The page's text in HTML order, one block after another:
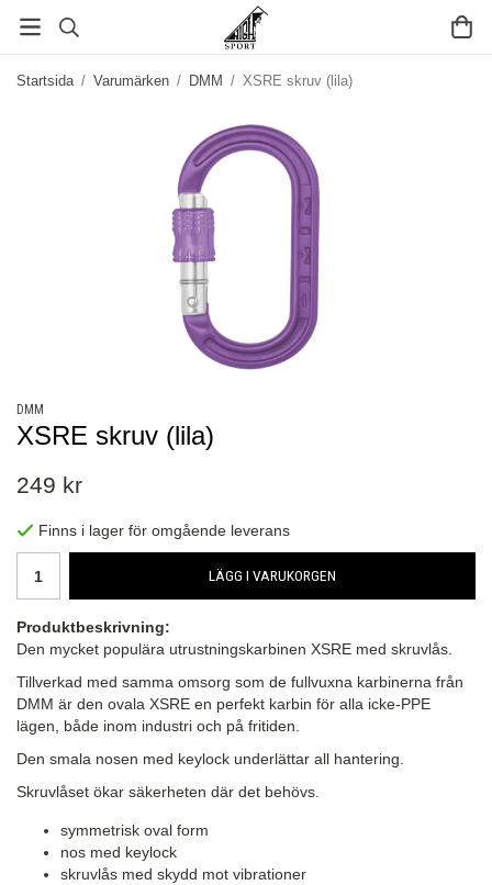
Startsida / Varumärken / DMM / XSRE skruv (lila)
DMM
XSRE skruv (lila)
249 kr
Finns i lager för omgående leverans
LÄGG I VARUKORGEN
Produktbeskrivning:
Den mycket populära utrustningskarbinen XSRE med skruvlås.
Tillverkad med samma omsorg som de fullvuxna karbinerna från
DMM är den ovala XSRE en perfekt karbin för alla icke-PPE
lägen, både inom industri och på fritiden.
Den smala nosen med keylock underlättar all hantering.
Skruvlåset ökar säkerheten där det behövs.
symmetrisk oval form
nos med keylock
skruvlås med skydd mot vibrationer